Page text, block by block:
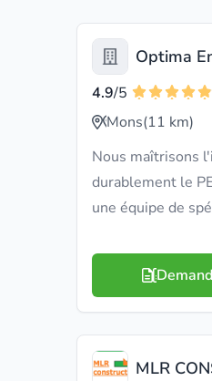
Optima
4.9/5
Mons(11 km)
Nous maîtrisons
durablement le
une équipe de
MLR